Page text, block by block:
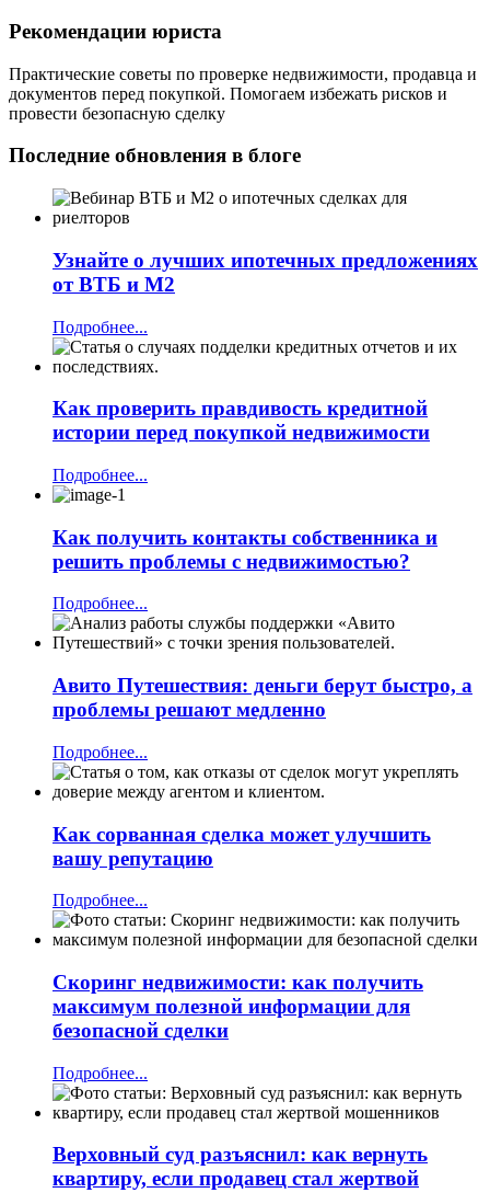
Рекомендации юриста
Практические советы по проверке недвижимости, продавца и
документов перед покупкой. Помогаем избежать рисков и
провести безопасную сделку
Последние обновления в блоге
Узнайте о лучших ипотечных предложениях
от ВТБ и М2
Подробнее...
Как проверить правдивость кредитной
истории перед покупкой недвижимости
Подробнее...
Как получить контакты собственника и
решить проблемы с недвижимостью?
Подробнее...
Авито Путешествия: деньги берут быстро, а
проблемы решают медленно
Подробнее...
Как сорванная сделка может улучшить
вашу репутацию
Подробнее...
Скоринг недвижимости: как получить
максимум полезной информации для
безопасной сделки
Подробнее...
Верховный суд разъяснил: как вернуть
квартиру, если продавец стал жертвой